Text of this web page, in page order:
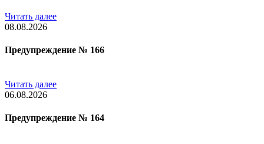
Читать далее
08.08.2026
Предупреждение № 166
Читать далее
06.08.2026
Предупреждение № 164